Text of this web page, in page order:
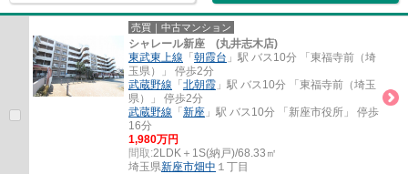
売買｜中古マンション
シャレール新座 (丸井志木店)
東武東上線 「 朝霞台 」駅 バス10分 「東福寺前（埼
玉県）」 停歩2分
武蔵野線 「 北朝霞 」駅 バス10分 「東福寺前（埼玉
県）」 停歩2分
武蔵野線 「 新座 」駅 バス10分 「新座市役所」 停歩
16分
1,980万円
間取:2LDK＋1S(納戸)/68.33㎡
埼玉県新座市畑中 １丁目